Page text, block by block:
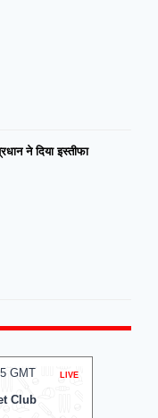
ने दिया इस्तीफा
GMT LIVE
Club